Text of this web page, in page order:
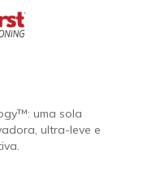
uma sola
ultra-leve e